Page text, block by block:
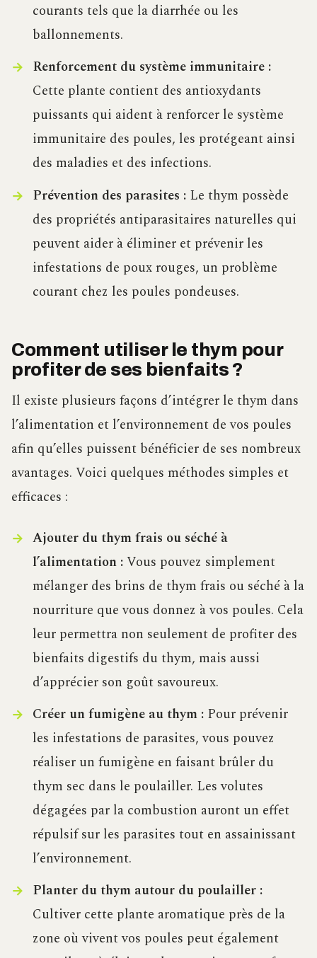
courants tels que la diarrhée ou les
ballonnements.
Renforcement du système immunitaire :
Cette plante contient des antioxydants
puissants qui aident à renforcer le système
immunitaire des poules, les protégeant ainsi
des maladies et des infections.
Prévention des parasites :Le thym possède
des propriétés antiparasitaires naturelles qui
peuvent aider à éliminer et prévenir les
infestations de poux rouges, un problème
courant chez les poules pondeuses.
Comment utiliser le thym pour
profiter de ses bienfaits ?
Il existe plusieurs façons d’intégrer le thym dans
l’alimentation et l’environnement de vos poules
afin qu’elles puissent bénéficier de ses nombreux
avantages. Voici quelques méthodes simples et
efficaces :
Ajouter du thym frais ou séché à
l’alimentation :Vous pouvez simplement
mélanger des brins de thym frais ou séché à la
nourriture que vous donnez à vos poules. Cela
leur permettra non seulement de profiter des
bienfaits digestifs du thym, mais aussi
d’apprécier son goût savoureux.
Créer un fumigène au thym :Pour prévenir
les infestations de parasites, vous pouvez
réaliser un fumigène en faisant brûler du
thym sec dans le poulailler. Les volutes
dégagées par la combustion auront un effet
répulsif sur les parasites tout en assainissant
l’environnement.
Planter du thym autour du poulailler :
Cultiver cette plante aromatique près de la
zone où vivent vos poules peut également